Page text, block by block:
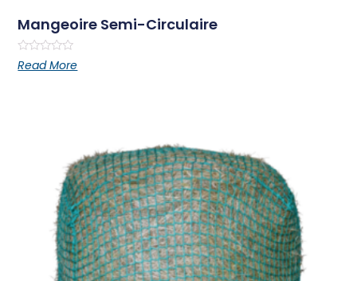
Mangeoire Semi-Circulaire
Rated
0
Read More